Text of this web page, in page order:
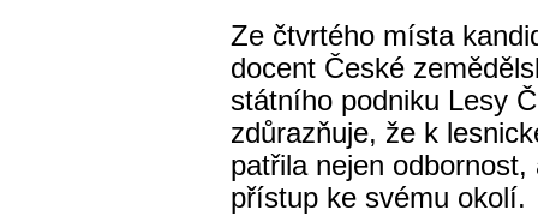
Ze čtvrtého místa
docent České
státního podniku Lesy
zdůrazňuje, že k
patřila nejen
přístup ke svému okolí.